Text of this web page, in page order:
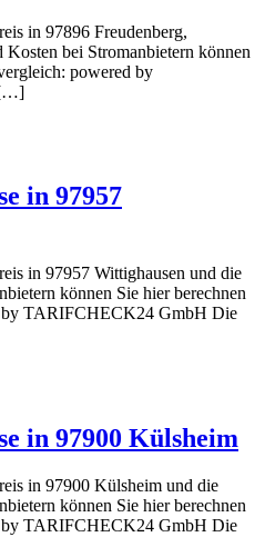
in 97896 Freudenberg,
bei Stromanbietern können
powered by
[…]
in 97957
in 97957 Wittighausen und die
können Sie hier berechnen
by TARIFCHECK24 GmbH Die
in 97900 Külsheim
in 97900 Külsheim und die
können Sie hier berechnen
by TARIFCHECK24 GmbH Die